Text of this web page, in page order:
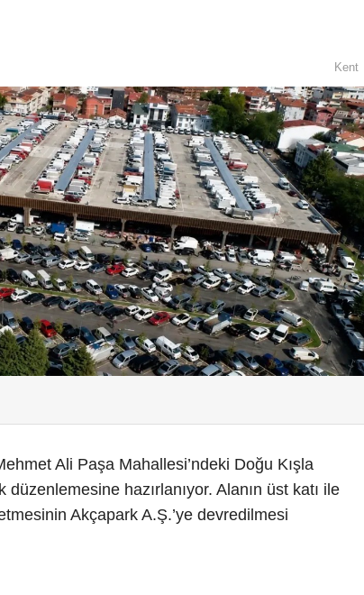
Kent
Ali Paşa Mahallesi’ndeki Doğu Kışla
hazırlanıyor. Alanın üst katı ile
Akçapark A.Ş.’ye devredilmesi